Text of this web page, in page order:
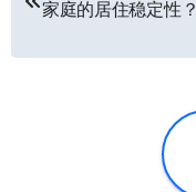
导
家庭的居住稳定性？